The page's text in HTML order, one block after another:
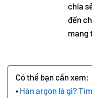
chia
đến
mang
Hàn argon là gì?